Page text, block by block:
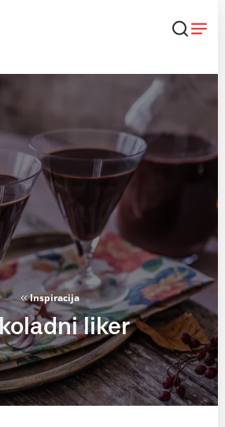
Inspiracija
liker